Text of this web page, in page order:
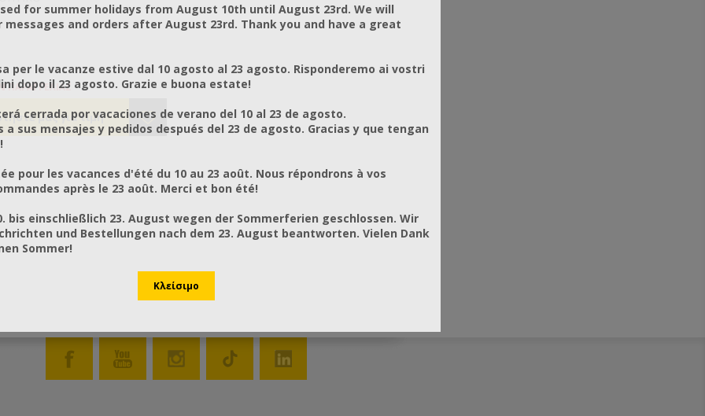
ΠΑΡΑΓΓΕΛΙΑΣ
for summer holidays from August 10th until August 23rd. We will
messages and orders after August 23rd. Thank you and have a great
per le vacanze estive dal 10 agosto al 23 agosto. Risponderemo ai vostri
dopo il 23 agosto. Grazie e buona estate!
cerrada por vacaciones de verano del 10 al 23 de agosto.
a sus mensajes y pedidos después del 23 de agosto. Gracias y que tengan
pour les vacances d'été du 10 au 23 août. Nous répondrons à vos
après le 23 août. Merci et bon été!
bis einschließlich 23. August wegen der Sommerferien geschlossen. Wir
und Bestellungen nach dem 23. August beantworten. Vielen Dank
Sommer!